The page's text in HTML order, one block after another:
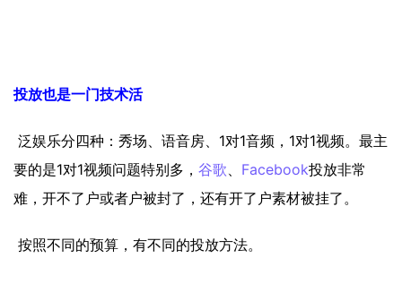
投放也是一门技术活
泛娱乐分四种：秀场、语音房、1对1音频，1对1视频。最主
要的是1对1视频问题特别多， 谷歌、 Facebook投放非常
难，开不了户或者户被封了，还有开了户素材被挂了。
按照不同的预算，有不同的投放方法。